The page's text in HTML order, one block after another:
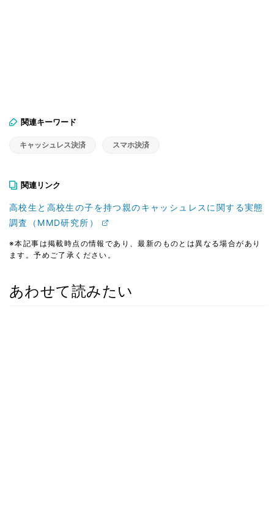
関連キーワード
キャッシュレス決済 スマホ決済
関連リンク
高校生と高校生の子を持つ親のキャッシュレスに関する実態
調査（MMD研究所）
※本記事は掲載時点の情報であり、最新のものとは異なる場合があり
ます。予めご了承ください。
あわせて読みたい